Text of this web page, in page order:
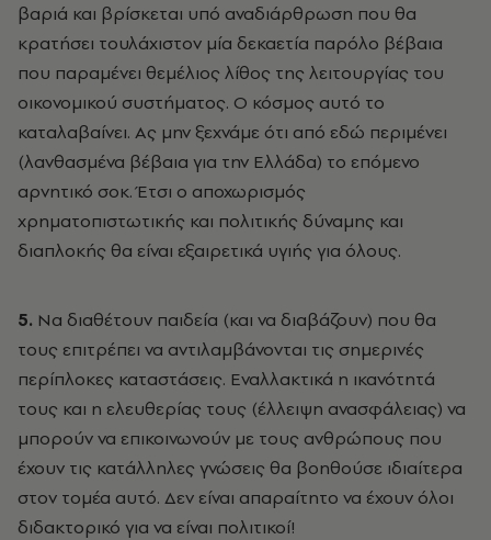
βαριά και βρίσκεται υπό αναδιάρθρωση που θα
κρατήσει τουλάχιστον μία δεκαετία παρόλο βέβαια
που παραμένει θεμέλιος λίθος της λειτουργίας του
οικονομικού συστήματος. Ο κόσμος αυτό το
καταλαβαίνει. Ας μην ξεχνάμε ότι από εδώ περιμένει
(λανθασμένα βέβαια για την Ελλάδα) το επόμενο
αρνητικό σοκ. Έτσι ο αποχωρισμός
χρηματοπιστωτικής και πολιτικής δύναμης και
διαπλοκής θα είναι εξαιρετικά υγιής για όλους.
5. Να διαθέτουν παιδεία (και να διαβάζουν) που θα
τους επιτρέπει να αντιλαμβάνονται τις σημερινές
περίπλοκες καταστάσεις. Εναλλακτικά η ικανότητά
τους και η ελευθερίας τους (έλλειψη ανασφάλειας) να
μπορούν να επικοινωνούν με τους ανθρώπους που
έχουν τις κατάλληλες γνώσεις θα βοηθούσε ιδιαίτερα
στον τομέα αυτό. Δεν είναι απαραίτητο να έχουν όλοι
διδακτορικό για να είναι πολιτικοί!